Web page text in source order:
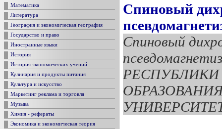
Математика
Литература
География и экономическая география
Государство и право
Иностранные языки
История
История экономических учений
Кулинария и продукты питания
Культура и искусство
Маркетинг реклама и торговля
Музыка
Химия - рефераты
Экономика и экономическая теория
Спиновый
Спиновый
УНИВЕРСИТЕТ